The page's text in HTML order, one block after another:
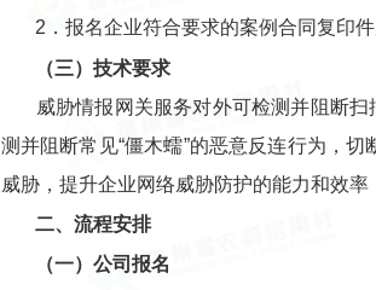
2．报名企业符合要求的案例合同复印
（三）技术要求
威胁情报网关服务对外可检测并阻断
测并阻断常见“僵木蠕”的恶意反连行为，
威胁，提升企业网络威胁防护的能力和效率
二、流程安排
（一）公司报名